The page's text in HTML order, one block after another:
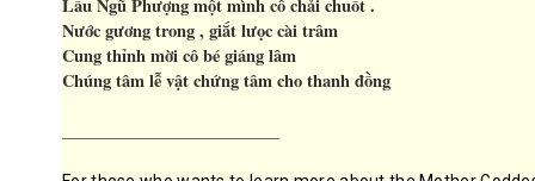
Lầu Ngũ Phượng một mình cô chải chuốt .
Nước gương trong , giắt lưọc cài trâm
Cung thỉnh mời cô bé giáng lâm
Chúng tâm lễ vật chứng tâm cho thanh đồng